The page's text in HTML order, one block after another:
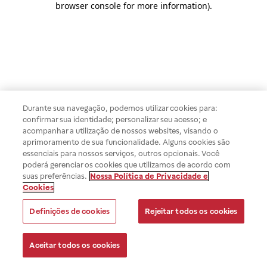
browser console for more information).
Durante sua navegação, podemos utilizar cookies para:
confirmar sua identidade; personalizar seu acesso; e
acompanhar a utilização de nossos websites, visando o
aprimoramento de sua funcionalidade. Alguns cookies são
essenciais para nossos serviços, outros opcionais. Você
poderá gerenciar os cookies que utilizamos de acordo com
suas preferências. Nossa Política de Privacidade e
Cookies
Definições de cookies Rejeitar todos os cookies
Aceitar todos os cookies